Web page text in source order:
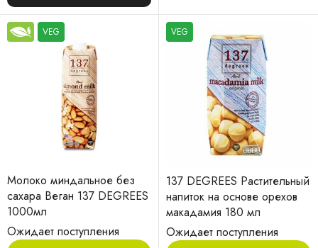
VEG
Молоко миндальное без
сахара Веган 137 DEGREES
1000мл
Ожидает поступления
VEG
137 DEGREES Растительный
напиток на основе орехов
макадамия 180 мл
Ожидает поступления